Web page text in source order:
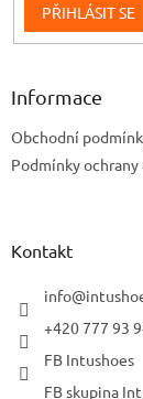
PŘIHLÁSIT SE
Informace
Obchodní
Podmínky
Kontakt
info@
+420 777 93
FB Intushoes
FB skupina